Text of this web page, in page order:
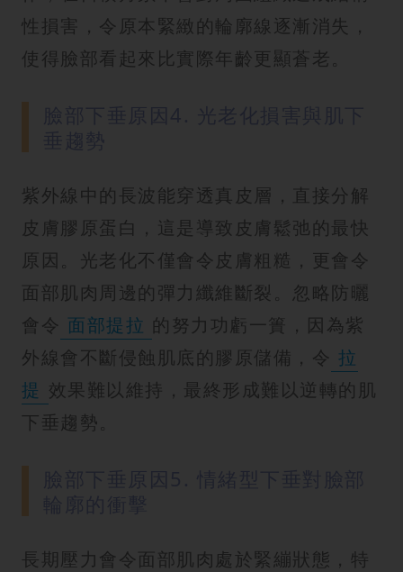
性損害，令原本緊緻的輪廓線逐漸消失，
使得臉部看起來比實際年齡更顯蒼老。
紫外線中的長波能穿透真皮層，直接分解
皮膚膠原蛋白，這是導致皮膚鬆弛的最快
原因。光老化不僅會令皮膚粗糙，更會令
面部肌肉周邊的彈力纖維斷裂。忽略防曬
會令 面部提拉 的努力功虧一簣，因為紫
外線會不斷侵蝕肌底的膠原儲備，令 拉
提 效果難以維持，最終形成難以逆轉的肌
下垂趨勢。
長期壓力會令面部肌肉處於緊繃狀態，特